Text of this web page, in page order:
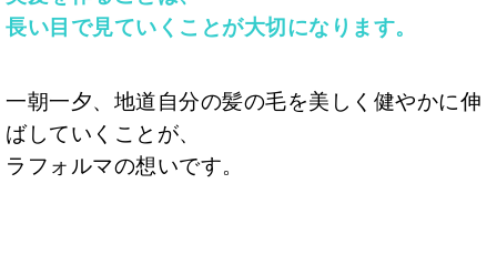
長い目で見ていくことが大切になります。
一朝一夕、地道自分の髪の毛を美しく健やかに伸
ばしていくことが、
ラフォルマの想いです。